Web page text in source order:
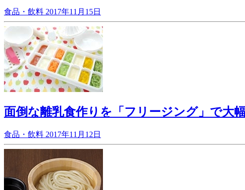
食品・飲料 2017年11月15日
面倒な離乳食作りを「フリージング」で大
食品・飲料 2017年11月12日